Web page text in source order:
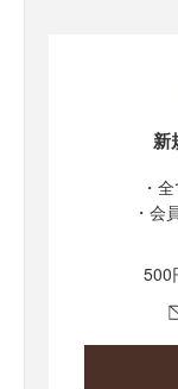
新
・
・会
500